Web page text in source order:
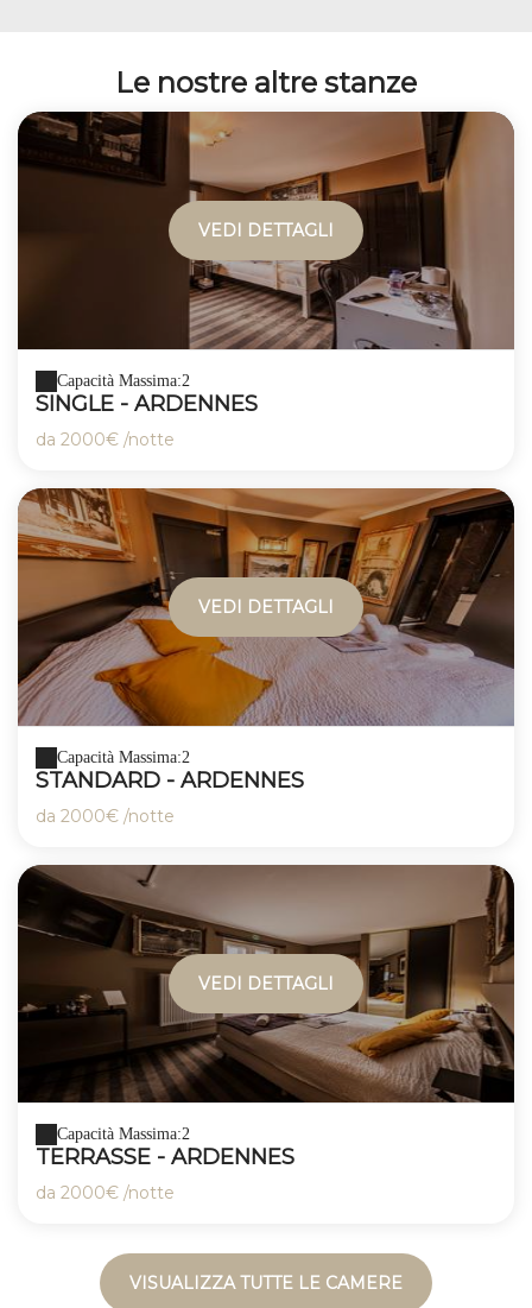
Le nostre altre stanze
VEDI DETTAGLI
Capacità Massima:2
SINGLE - ARDENNES
da 2000€ /notte
VEDI DETTAGLI
Capacità Massima:2
STANDARD - ARDENNES
da 2000€ /notte
VEDI DETTAGLI
Capacità Massima:2
TERRASSE - ARDENNES
da 2000€ /notte
VISUALIZZA TUTTE LE CAMERE